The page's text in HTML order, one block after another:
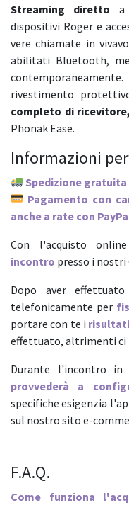
Streaming diretto a
dispositivi Roger e
vere chiamate in
abilitati Bluetooth,
contemporaneamente.
rivestimento
completo di
Phonak Ease.
Informazioni
Spedizione gratuita
Pagamento con
anche a rate con
Con l'acquisto
incontro presso i nostri
Dopo aver
telefonicamente per
portare con te i
effettuato, altrimenti ci
Durante l'incontro in
provvederà a
specifiche esigenzia
sul nostro sito e-
F.A.Q.
Come funziona